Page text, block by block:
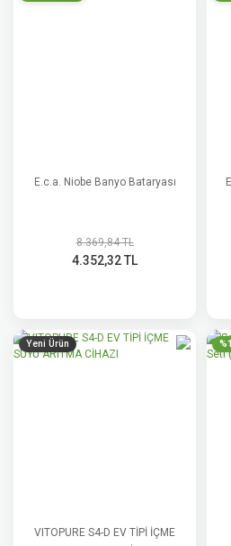
E.c.a. Niobe Banyo Bataryası
8.369,84 TL
4.352,32 TL
Yeni Ürün
VITOPURE S4-D EV TİPİ İÇME